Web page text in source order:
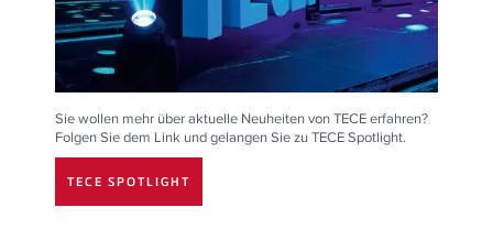
Sie wollen mehr über aktuelle Neuheiten von TECE erfahren?
Folgen Sie dem Link und gelangen Sie zu TECE Spotlight.
TECE SPOTLIGHT